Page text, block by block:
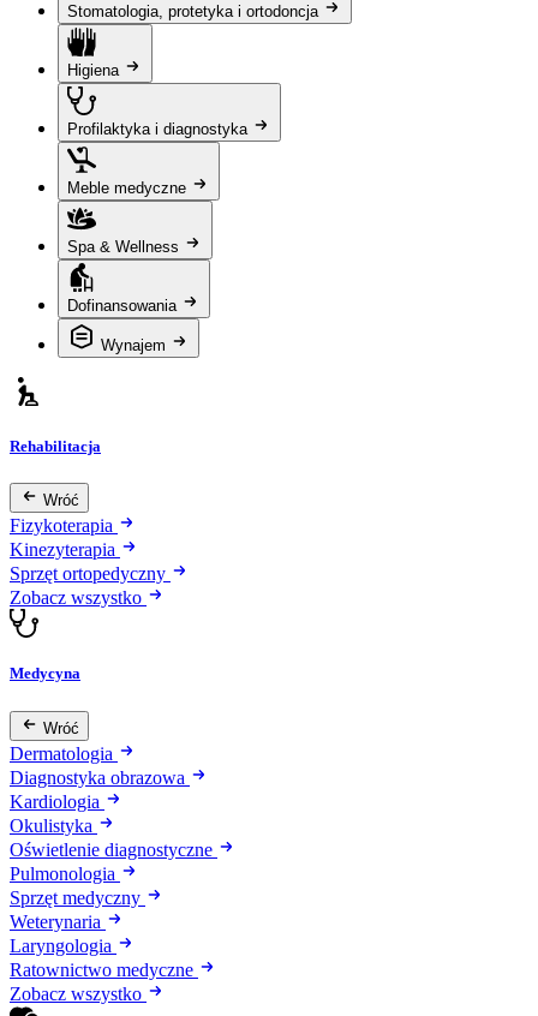
Stomatologia, protetyka i ortodoncja
Higiena
Profilaktyka i diagnostyka
Meble medyczne
Spa & Wellness
Dofinansowania
Wynajem
Rehabilitacja
Wróć
Fizykoterapia
Kinezyterapia
Sprzęt ortopedyczny
Zobacz wszystko
Medycyna
Wróć
Dermatologia
Diagnostyka obrazowa
Kardiologia
Okulistyka
Oświetlenie diagnostyczne
Pulmonologia
Sprzęt medyczny
Weterynaria
Laryngologia
Ratownictwo medyczne
Zobacz wszystko